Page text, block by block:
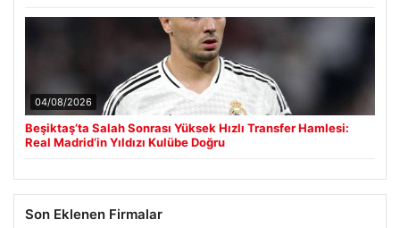
04/08/2026
Beşiktaş’ta Salah Sonrası Yüksek Hızlı Transfer Hamlesi:
Real Madrid’in Yıldızı Kulübe Doğru
Son Eklenen Firmalar